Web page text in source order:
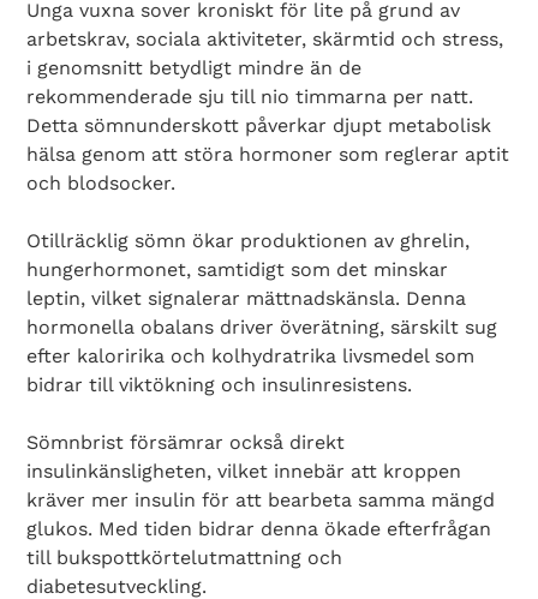
Search Diabetes Wellness Sverige
Unga vuxna sover kroniskt för lite på grund av
arbetskrav, sociala aktiviteter, skärmtid och stress,
i genomsnitt betydligt mindre än de
rekommenderade sju till nio timmarna per natt.
Detta sömnunderskott påverkar djupt metabolisk
hälsa genom att störa hormoner som reglerar aptit
och blodsocker.
Otillräcklig sömn ökar produktionen av ghrelin,
hungerhormonet, samtidigt som det minskar
leptin, vilket signalerar mättnadskänsla. Denna
hormonella obalans driver överätning, särskilt sug
efter kaloririka och kolhydratrika livsmedel som
bidrar till viktökning och insulinresistens.
Sömnbrist försämrar också direkt
insulinkänsligheten, vilket innebär att kroppen
kräver mer insulin för att bearbeta samma mängd
glukos. Med tiden bidrar denna ökade efterfrågan
till bukspottkörtelutmattning och
diabetesutveckling.